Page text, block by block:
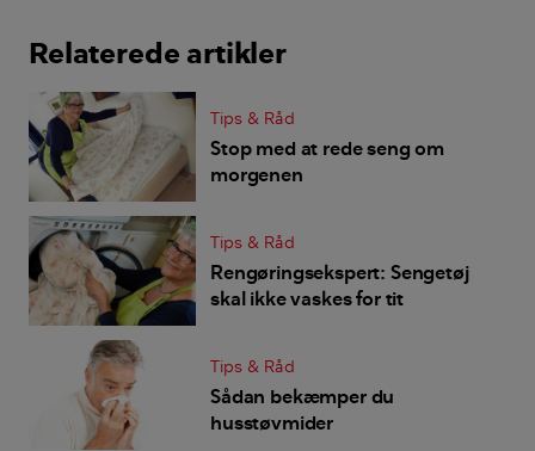
Relaterede artikler
Tips & Råd
Stop med at rede seng om
morgenen
Tips & Råd
Rengøringsekspert: Sengetøj
skal ikke vaskes for tit
Tips & Råd
Sådan bekæmper du
husstøvmider